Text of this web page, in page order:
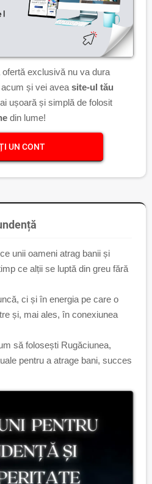
exclusivă nu va dura
și vei avea site-ul tău
ușoară și simplă de folosit
din lume!
UN CONT
unii oameni atrag banii și
ce alții se luptă din greu fără
ci și în energia pe care o
și, mai ales, în conexiunea
să folosești Rugăciunea,
pentru a atrage bani, succes